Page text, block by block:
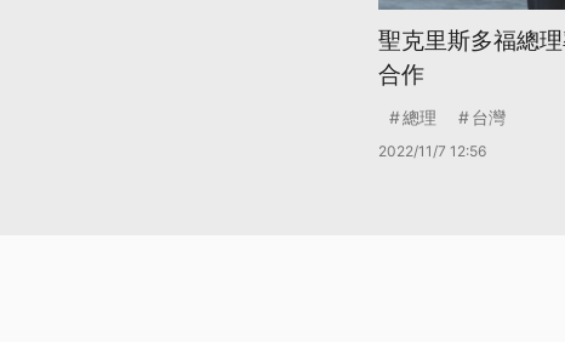
聖克里斯多福總
合作
總理 台灣
2022/11/7 12:56